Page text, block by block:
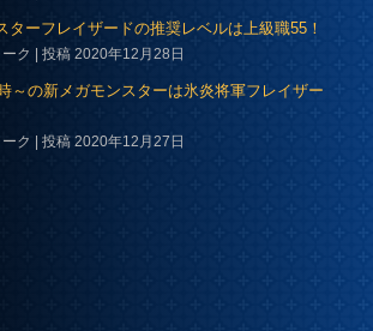
ターフレイザードの推奨レベルは上級職55！
ク 投稿 2020年12月28日
～の新メガモンスターは氷炎将軍フレイザー
ク 投稿 2020年12月27日